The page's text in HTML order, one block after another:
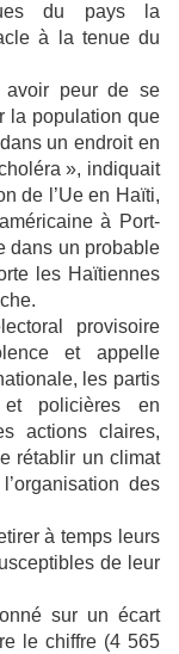
du pays la
à la tenue du
avoir peur de se
la population que
un endroit en
», indiquait
de l’Ue en Haïti,
à Port-
dans un probable
les Haïtiennes
provisoire
et appelle
les partis
et policières en
actions claires,
rétablir un climat
des
à temps leurs
de leur
sur un écart
le chiffre (4 565